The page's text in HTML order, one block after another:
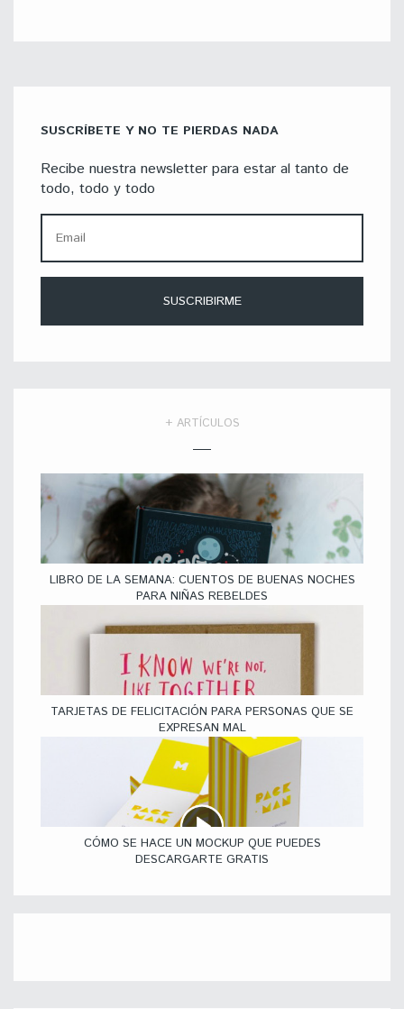
SUSCRÍBETE Y NO TE PIERDAS NADA
Recibe nuestra newsletter para estar al tanto de
todo, todo y todo
+ ARTÍCULOS
LIBRO DE LA SEMANA: CUENTOS DE BUENAS NOCHES
PARA NIÑAS REBELDES
TARJETAS DE FELICITACIÓN PARA PERSONAS QUE SE
EXPRESAN MAL
CÓMO SE HACE UN MOCKUP QUE PUEDES
DESCARGARTE GRATIS